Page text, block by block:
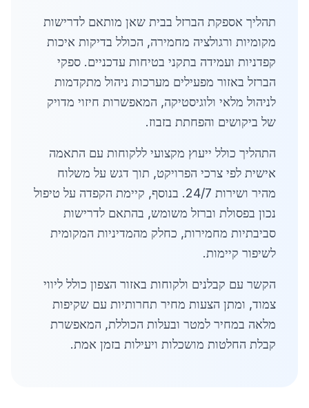
תהליך אספקת הברזל בבית שאן מותאם לדרישות
מקומיות ורגולציה מחמירה, הכולל בדיקות איכות
קפדניות ועמידה בתקני בטיחות עדכניים. ספקי
הברזל באזור מפעילים מערכות ניהול מתקדמות
לניהול מלאי ולוגיסטיקה, המאפשרות חיזוי מדויק
של ביקושים והפחתת בזבוז.
התהליך כולל ייעוץ מקצועי ללקוחות עם התאמה
אישית לפי צרכי הפרויקט, תוך דגש על משלוח
מהיר ושירות 24/7. בנוסף, קיימת הקפדה על טיפול
נכון בפסולת וברזל משומש, בהתאם לדרישות
סביבתיות מחמירות, כחלק מהמדיניות המקומית
לשיפור קיימות.
הקשר עם קבלנים ולקוחות באזור הצפון כולל ליווי
צמוד, ומתן הצעות מחיר תחרותיות עם שקיפות
מלאה במחיר למטר ובעלות הכוללת, המאפשרת
קבלת החלטות מושכלות ויעילות בזמן אמת.